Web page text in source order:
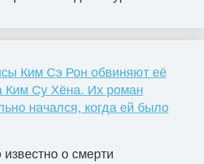
Ким Сэ Рон обвиняют её
Ким Су Хёна. Их роман
начался, когда ей было
о смерти